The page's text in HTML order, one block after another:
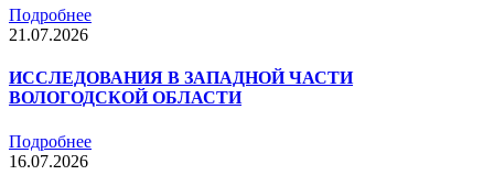
Подробнее
21.07.2026
ИССЛЕДОВАНИЯ В ЗАПАДНОЙ ЧАСТИ
ВОЛОГОДСКОЙ ОБЛАСТИ
Подробнее
16.07.2026